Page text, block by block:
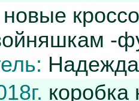
новые
-